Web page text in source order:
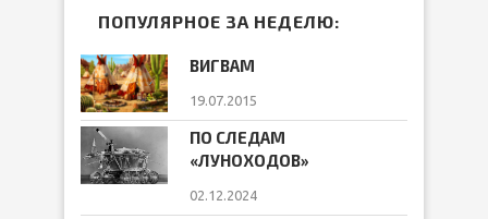
ПОПУЛЯРНОЕ ЗА НЕДЕЛЮ:
ВИГВАМ
19.07.2015
ПО СЛЕДАМ
«ЛУНОХОДОВ»
02.12.2024